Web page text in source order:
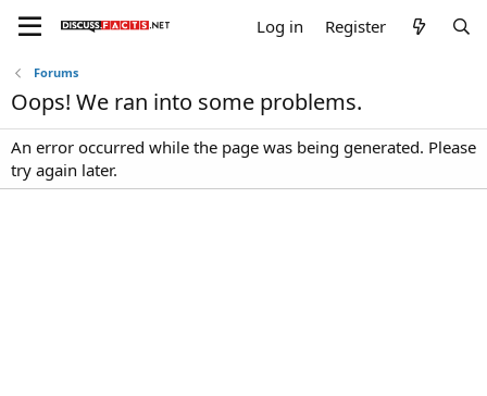
Log in Register
Forums
Oops! We ran into some problems.
An error occurred while the page was being generated. Please
try again later.